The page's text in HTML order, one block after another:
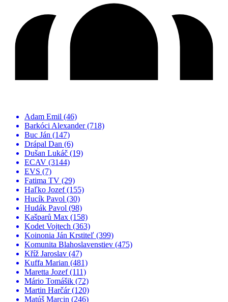
Adam Emil (46)
Barkóci Alexander(718)
Buc Ján (147)
Drápal Dan (6)
Dušan Lukáč (19)
ECAV (3144)
EVS (7)
Fatima TV (29)
Haľko Jozef(155)
Hucík Pavol (30)
Hudák Pavol (98)
Kašparů Max (158)
Kodet Vojtech (363)
Koinonia Ján Krstiteľ (399)
Komunita Blahoslavenstiev (475)
Kříž Jaroslav (47)
Kuffa Marian (481)
Maretta Jozef(111)
Mário Tomášik (72)
Martin Harčár(120)
Matúš Marcin (246)